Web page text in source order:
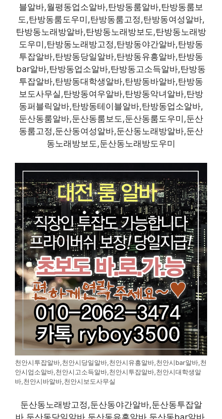
블알바,월평동업소알바,탄방동룸알바,탄방동룸보
도,탄방동룸도우미,탄방동룸고정,탄방동여성알바,
탄방동노래방알바,탄방동노래방보도,탄방동노래방
도우미,탄방동노래방고정,탄방동야간알바,탄방동
투잡알바,탄방동당일알바,탄방동유흥알바,탄방동
bar알바,탄방동업소알바,탄방동고소득알바,탄방동
투잡알바,탄방동대학생알바,탄방동바알바,탄방동
보도사무실,탄방동여우알바,탄방동악녀알바,탄방
동퍼블릭알바,탄방동테이블알바,탄방동업소알바,
둔산동룸알바,둔산동룸보도,둔산동룸도우미,둔산
동룸고정,둔산동여성알바,둔산동노래방알바,둔산
동노래방보도,둔산동노래방도우미
천안시투잡알바,천안시당일알바,천안시유흥알바,천안시bar알바,천
안시업소알바,천안시고소득알바,천안시투잡알바,천안시대학생알
바,천안시바알바,천안시보도사무실
둔산동노래방고정,둔산동야간알바,둔산동투잡알
바,둔산동당일알바,둔산동유흥알바,둔산동bar알바,